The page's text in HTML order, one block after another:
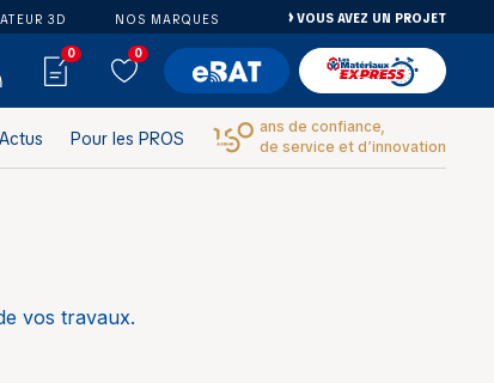
3D NOS MARQUES VOUS AVEZ UN PROJET
0 0
Pour les PROS
ans de confiance,
de service et d’innovation
vos travaux.